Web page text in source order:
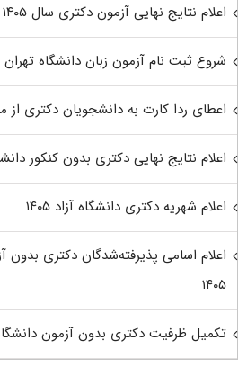
اعلام نتایج نهایی آزمون دکتری سال ۱۴۰۵ در اواخر مرداد
شروع ثبت نام آزمون زبان دانشگاه تهران
اعطای ردا کارت به دانشجویان دکتری از مهر
اعلام نتایج نهایی دکتری بدون کنکور دانشگاه
اعلام شهریه دکتری دانشگاه آزاد ۱۴۰۵
اعلام اسامی پذیرفته‌شدگان دکتری بدون
۱۴۰۵
تکمیل ظرفیت دکتری بدون آزمون دانشگاه